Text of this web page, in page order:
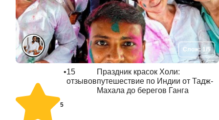
Слож: 1/5
5
•15
отзывов
Праздник красок Холи:
путешествие по Индии от Тадж-
Махала до берегов Ганга